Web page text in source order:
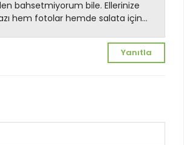
bahsetmiyorum bile. Ellerinize
hem fotolar hemde salata için...
Yanıtla